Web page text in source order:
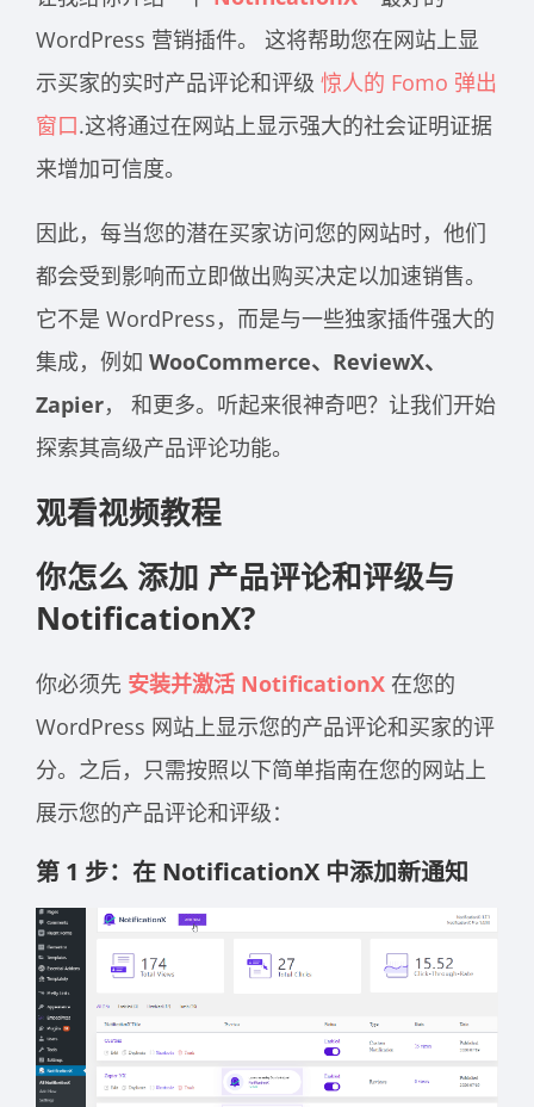
WordPress 营销插件。
这将帮助您在网站上显
示买家的实时产品评论和评级 惊人的 Fomo 弹出
窗口.这将通过在网站上显示强大的社会证明证据
来增加可信度。
因此，每当您的潜在买家访问您的网站时，他们
都会受到影响而立即做出购买决定以加速销售。
它不是 WordPress，而是与一些独家插件强大的
集成，例如 WooCommerce、ReviewX、
Zapier， 和更多。听起来很神奇吧？让我们开始
探索其高级产品评论功能。
观看视频教程
你怎么 添加 产品评论和评级与
NotificationX?
你必须先 安装并激活 NotificationX 在您的
WordPress 网站上显示您的产品评论和买家的评
分。之后，只需按照以下简单指南在您的网站上
展示您的产品评论和评级：
第 1 步：在 NotificationX 中添加新通知